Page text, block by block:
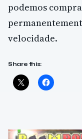
podemos
velocidade.
Share this: